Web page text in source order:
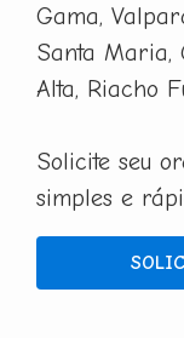
Gama,
Santa Maria,
Alta, Riacho
Solicite seu
simples e